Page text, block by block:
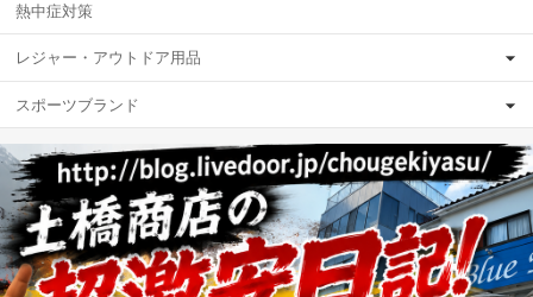
熱中症対策
レジャー・アウトドア用品
スポーツブランド